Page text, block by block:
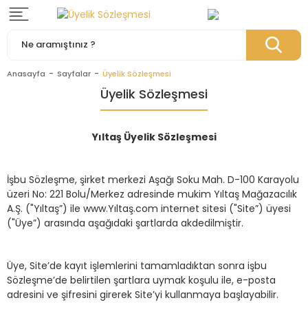
Anasayfa Sayfalar Üyelik Sözleşmesi
Üyelik Sözleşmesi
Yıltaş Üyelik Sözleşmesi
İşbu Sözleşme, şirket merkezi Aşağı Soku Mah. D-100 Karayolu
üzeri No: 221 Bolu/Merkez adresinde mukim Yıltaş Mağazacılık
A.Ş. ("Yıltaş”) ile www.Yıltaş.com internet sitesi ("Site”) üyesi
("Üye”) arasında aşağıdaki şartlarda akdedilmiştir.
Üye, Site’de kayıt işlemlerini tamamladıktan sonra işbu
Sözleşme’de belirtilen şartlara uymak koşulu ile, e-posta
adresini ve şifresini girerek Site’yi kullanmaya başlayabilir.